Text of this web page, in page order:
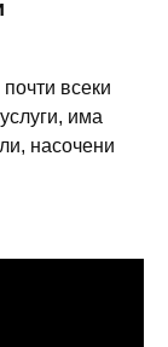
всеки
има
насочени